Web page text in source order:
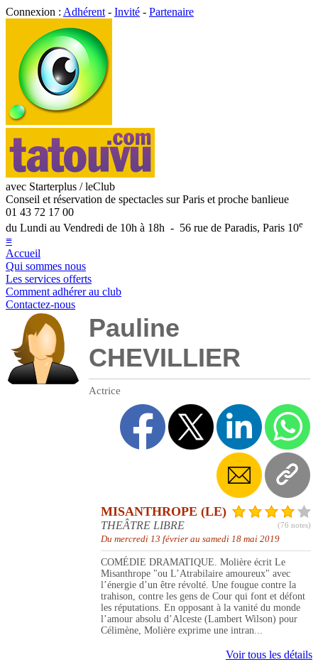
Connexion : Adhérent - Invité - Partenaire
avec Starterplus / leClub
Conseil et réservation de spectacles sur Paris et proche banlieue
01 43 72 17 00
du Lundi au Vendredi de 10h à 18h - 56 rue de Paradis, Paris 10e
≡
Accueil
Qui sommes nous
Les services offerts
Comment adhérer au club
Contactez-nous
Pauline
CHEVILLIER
Actrice
(76 notes)
MISANTHROPE (LE)
THEÂTRE LIBRE
Du mercredi 13 février au samedi 18 mai 2019
COMÉDIE DRAMATIQUE. Molière écrit Le
Misanthrope "ou L’Atrabilaire amoureux" avec
l’énergie d’un être révolté. Une fougue contre la
trahison, contre les gens de Cour qui font et défont
les réputations. En opposant à la vanité du monde
l’amour absolu d’Alceste (Lambert Wilson) pour
Célimène, Molière exprime une intran...
Voir tous les détails